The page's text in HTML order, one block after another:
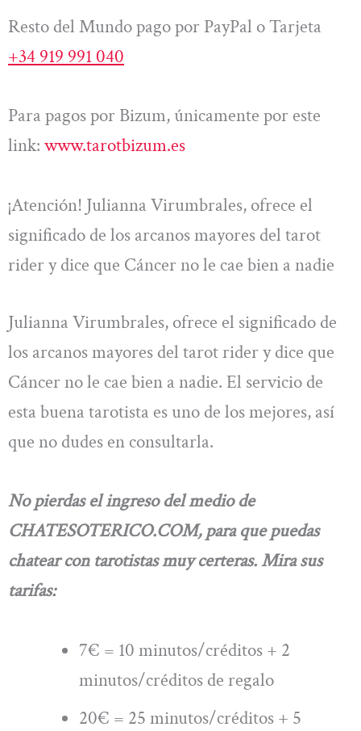
Resto del Mundo pago por PayPal o Tarjeta
+34 919 991 040
Para pagos por Bizum, únicamente por este
link: www.tarotbizum.es
¡Atención! Julianna Virumbrales, ofrece el
significado de los arcanos mayores del tarot
rider y dice que Cáncer no le cae bien a nadie
Julianna Virumbrales, ofrece el significado de
los arcanos mayores del tarot rider y dice que
Cáncer no le cae bien a nadie. El servicio de
esta buena tarotista es uno de los mejores, así
que no dudes en consultarla.
No pierdas el ingreso del medio de
CHATESOTERICO.COM, para que puedas
chatear con tarotistas muy certeras. Mira sus
tarifas:
7€ = 10 minutos/créditos + 2
minutos/créditos de regalo
20€ = 25 minutos/créditos + 5